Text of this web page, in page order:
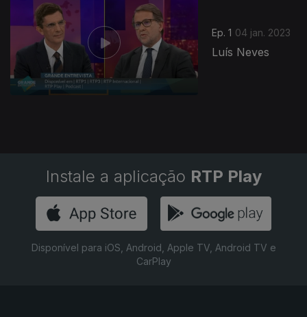
Ep. 1 04 jan. 2023
Luís Neves
Instale a aplicação RTP Play
Disponível para iOS, Android, Apple TV, Android TV e
CarPlay